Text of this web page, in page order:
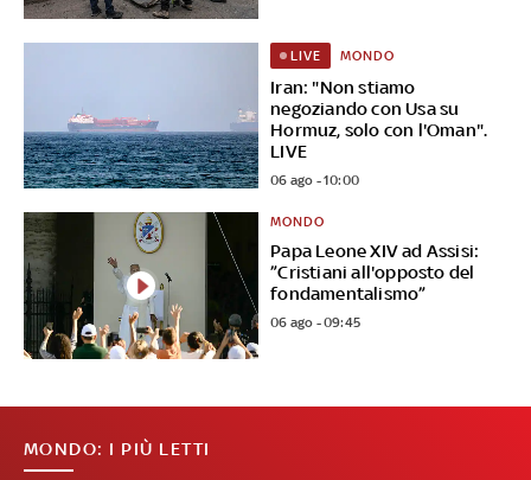
Iran: "Non stiamo
negoziando con Usa su
Hormuz, solo con l'Oman".
LIVE
LIVE MONDO
06 ago - 10:00
Papa Leone XIV ad Assisi:
”Cristiani all'opposto del
fondamentalismo”
MONDO
06 ago - 09:45
MONDO: I PIÙ LETTI